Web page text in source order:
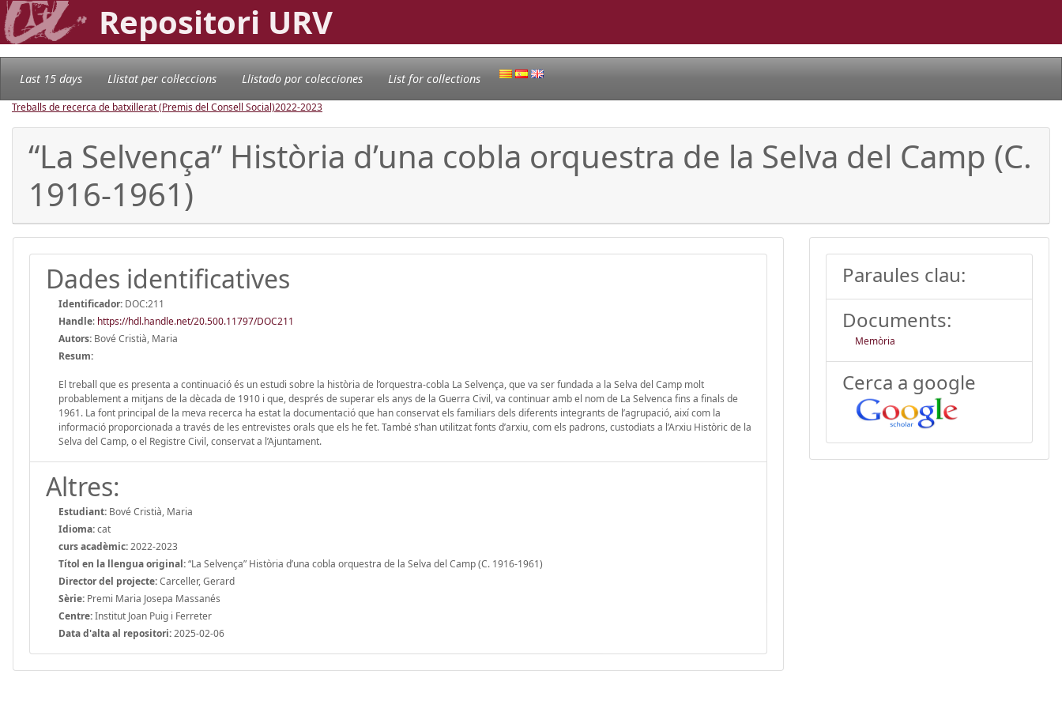
Repositori URV
Last 15 days Llistat per col·leccions Llistado por colecciones List for collections
Treballs de recerca de batxillerat (Premis del Consell Social)2022-2023
“La Selvença” Història d’una cobla orquestra de la Selva del Camp (C.
1916-1961)
Dades identificatives
Identificador: DOC:211
Handle: https://hdl.handle.net/20.500.11797/DOC211
Autors: Bové Cristià, Maria
Resum:
El treball que es presenta a continuació és un estudi sobre la història de l’orquestra-cobla La Selvença, que va ser fundada a la Selva del Camp molt
probablement a mitjans de la dècada de 1910 i que, després de superar els anys de la Guerra Civil, va continuar amb el nom de La Selvenca fins a finals de
1961. La font principal de la meva recerca ha estat la documentació que han conservat els familiars dels diferents integrants de l’agrupació, així com la
informació proporcionada a través de les entrevistes orals que els he fet. També s’han utilitzat fonts d’arxiu, com els padrons, custodiats a l’Arxiu Històric de la
Selva del Camp, o el Registre Civil, conservat a l’Ajuntament.
Altres:
Estudiant: Bové Cristià, Maria
Idioma:cat
curs acadèmic:2022-2023
Títol en la llengua original:“La Selvença” Història d’una cobla orquestra de la Selva del Camp (C. 1916-1961)
Director del projecte:Carceller, Gerard
Sèrie: Premi Maria Josepa Massanés
Centre:Institut Joan Puig i Ferreter
Data d'alta al repositori:2025-02-06
Paraules clau:
Documents:
Memòria
Cerca a google